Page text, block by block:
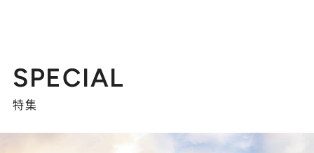
SPECIAL
特集